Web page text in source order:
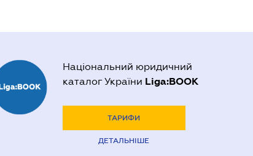
Національний юридичний
каталог України Liga:BOOK
ТАРИФИ
ДЕТАЛЬНІШЕ